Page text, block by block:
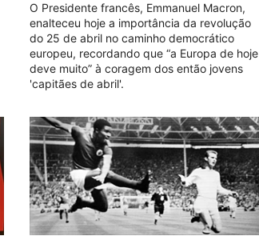
O Presidente francês, Emmanuel Macron,
enalteceu hoje a importância da revolução
do 25 de abril no caminho democrático
europeu, recordando que “a Europa de hoje
deve muito” à coragem dos então jovens
'capitães de abril'.